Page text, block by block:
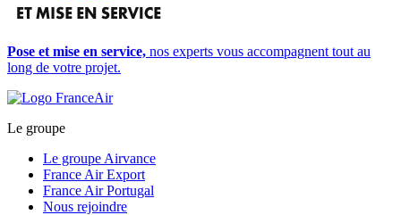
Pose et mise en service, nos experts vous accompagnent tout au
long de votre projet.
Le groupe
Le groupe Airvance
France Air Export
France Air Portugal
Nous rejoindre